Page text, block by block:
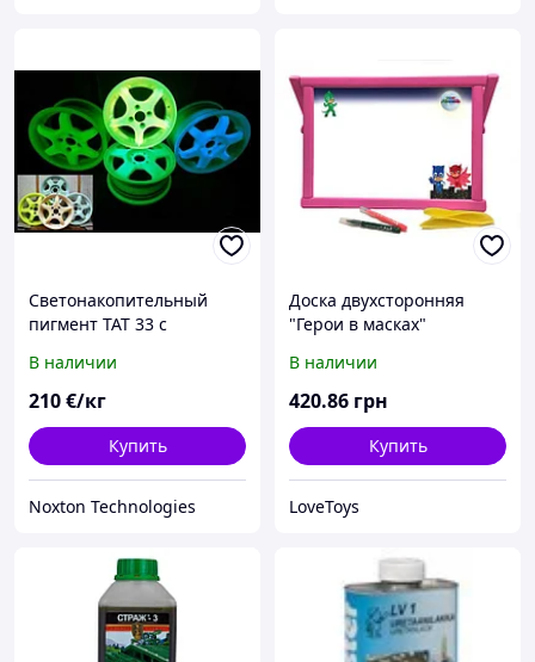
Светонакопительный
пигмент ТАТ 33 с
до 8-12 часов
В наличии
210€/кг
Купить
Noxton Technologies
Доска двухсторонняя
"Герои в масках"
В наличии
420.86 грн
Купить
LoveToys